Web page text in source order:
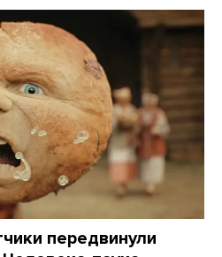
передвинули